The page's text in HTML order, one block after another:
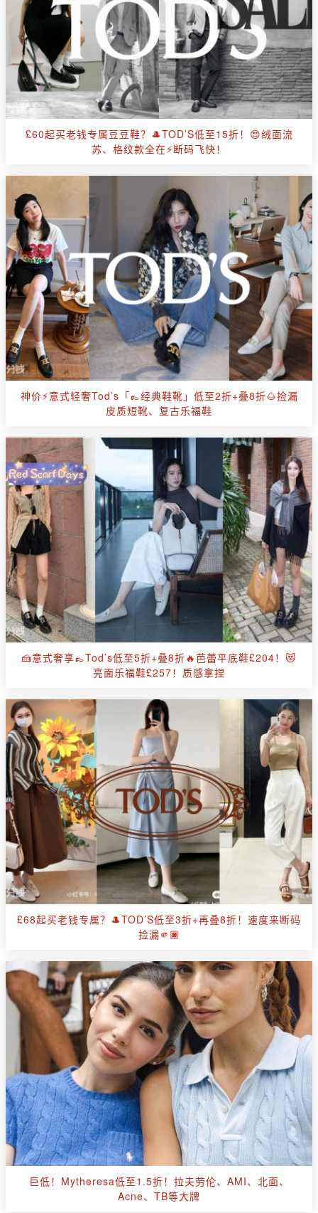
£60起买老钱专属豆豆鞋？🎩TOD’S低至15折！😍绒面流
苏、格纹款全在⚡断码飞快！
神价⚡️意式轻奢Tod’s「👞经典鞋靴」低至2折+叠8折🌰捡漏
皮质短靴、复古乐福鞋
🍰意式奢享👞Tod’s低至5折+叠8折🔥芭蕾平底鞋£204！😻
亮面乐福鞋£257！质感拿捏
£68起买老钱专属？🎩TOD’S低至3折+再叠8折！速度来断码
捡漏🫵🏿
巨低！Mytheresa低至1.5折！拉夫劳伦、AMI、北面、
Acne、TB等大牌